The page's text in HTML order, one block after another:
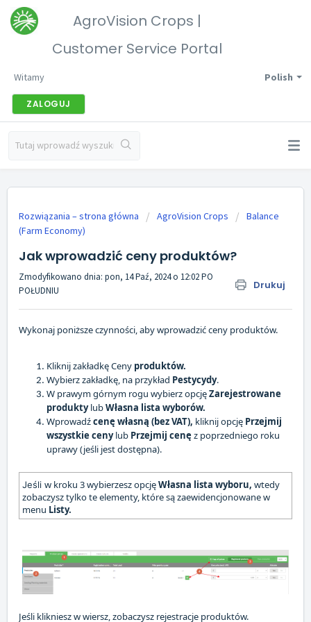
AgroVision Crops |
Customer Service Portal
Polish
Witamy
ZALOGUJ
Rozwiązania – strona główna AgroVision Crops
Balance
(Farm Economy)
Jak wprowadzić ceny produktów?
Drukuj
Zmodyfikowano dnia: pon, 14 Paź, 2024 o 12:02 PO
POŁUDNIU
Wykonaj poniższe czynności, aby wprowadzić ceny produktów.
Kliknij zakładkę Ceny produktów.
Wybierz zakładkę, na przykład Pestycydy.
W prawym górnym rogu wybierz opcjęZarejestrowane
produktylubWłasna lista wyborów.
Wprowadźcenę własną (bez VAT), kliknij opcję Przejmij
wszystkie cenylub Przejmij cenęz poprzedniego roku
uprawy (jeśli jest dostępna).
Jeśli w kroku 3 wybierzesz opcjęWłasna lista wyboru, wtedy
zobaczysz tylko te elementy, które są zaewidencjonowane w
menu Listy.
Jeśli klikniesz w wiersz, zobaczysz rejestracje produktów.